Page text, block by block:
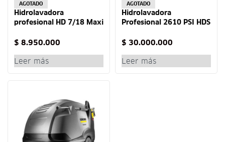
AGOTADO
Hidrolavadora
profesional HD 7/18 Maxi
$ 8.950.000
Leer más
AGOTADO
Hidrolavadora
Profesional 2610 PSI HDS
$ 30.000.000
Leer más